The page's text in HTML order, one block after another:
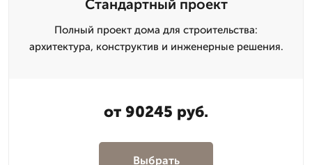
Стандартный проект
Полный проект дома для строительства:
архитектура, конструктив и инженерные решения.
от 90245 руб.
Выбрать